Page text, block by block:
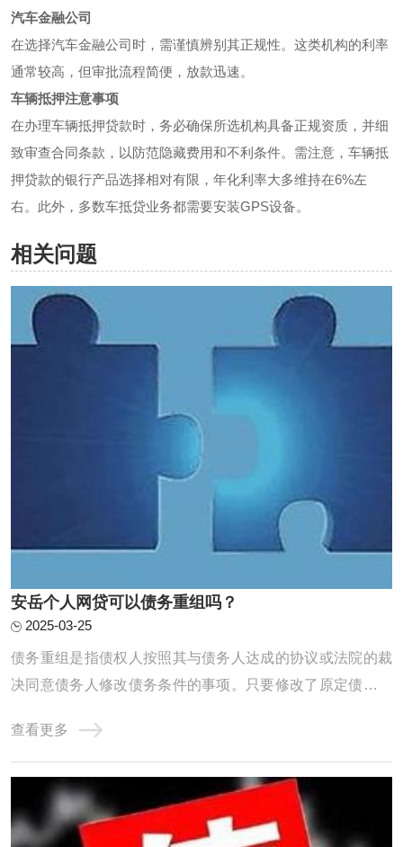
汽车金融公司
在选择汽车金融公司时，需谨慎辨别其正规性。这类机构的利率
通常较高，但审批流程简便，放款迅速。
车辆抵押注意事项
在办理车辆抵押贷款时，务必确保所选机构具备正规资质，并细
致审查合同条款，以防范隐藏费用和不利条件。需注意，车辆抵
押贷款的银行产品选择相对有限，年化利率大多维持在6%左
右。此外，多数车抵贷业务都需要安装GPS设备。
相关问题
安岳个人网贷可以债务重组吗？
2025-03-25
债务重组是指债权人按照其与债务人达成的协议或法院的裁
决同意债务人修改债务条件的事项。只要修改了原定债务偿
的，均作为债务重组。个人网贷的债务重组需要遵循一定的
原则和程序，包括核销已经损失或无法收回的资产及损益账
户上的借方余额，对资产进行重估价，以确定 ...
查看更多